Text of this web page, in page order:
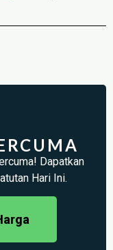
Dapatkan
Hari Ini.